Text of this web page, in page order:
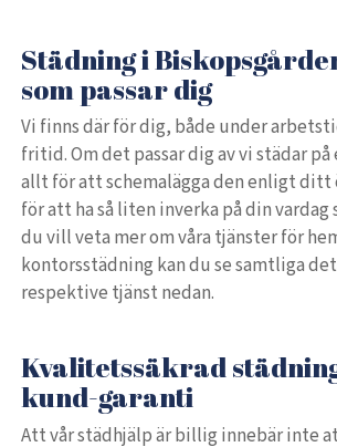
Städning i
som passar dig
Vi finns där för dig, både under
fritid. Om det passar dig av vi städar på
allt för att schemalägga den enligt ditt
för att ha så liten inverka på din vardag
du vill veta mer om våra tjänster för
kontorsstädning kan du se samtliga
respektive tjänst nedan.
Kvalitetssäkrad
kund-garanti
Att vår städhjälp är billig innebär inte